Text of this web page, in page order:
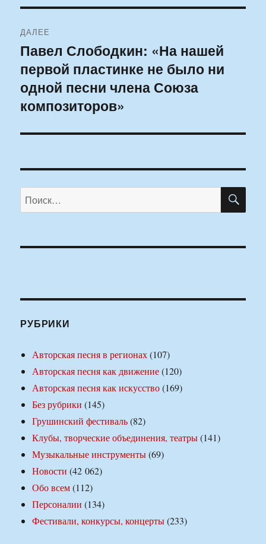
ДАЛЕЕ
Следующая
запись:
Павел Слободкин: «На нашей
первой пластинке не было ни
одной песни члена Союза
композиторов»
Искать:
РУБРИКИ
Авторская песня в регионах(107)
Авторская песня как движение(120)
Авторская песня как искусство(169)
Без рубрики (145)
Грушинский фестиваль(82)
Клубы, творческие объединения, театры(141)
Музыкальные инструменты(69)
Новости (42 062)
Обо всем(112)
Персоналии (134)
Фестивали, конкурсы, концерты(233)